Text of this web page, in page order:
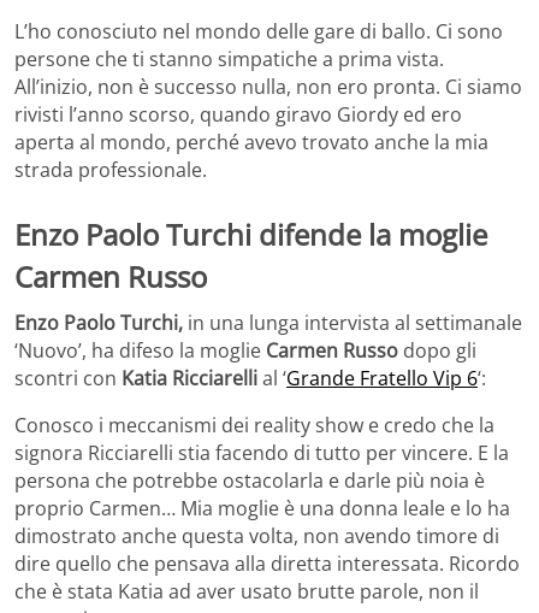
L’ho conosciuto nel mondo delle gare di ballo. Ci sono
persone che ti stanno simpatiche a prima vista.
All’inizio, non è successo nulla, non ero pronta. Ci siamo
rivisti l’anno scorso, quando giravo Giordy ed ero
aperta al mondo, perché avevo trovato anche la mia
strada professionale.
Enzo Paolo Turchi difende la moglie
Carmen Russo
Enzo Paolo Turchi, in una lunga intervista al settimanale
‘Nuovo’, ha difeso la moglie Carmen Russo dopo gli
scontri con Katia Ricciarellial ‘Grande Fratello Vip 6‘:
Conosco i meccanismi dei reality show e credo che la
signora Ricciarelli stia facendo di tutto per vincere. E la
persona che potrebbe ostacolarla e darle più noia è
proprio Carmen… Mia moglie è una donna leale e lo ha
dimostrato anche questa volta, non avendo timore di
dire quello che pensava alla diretta interessata. Ricordo
che è stata Katia ad aver usato brutte parole, non il